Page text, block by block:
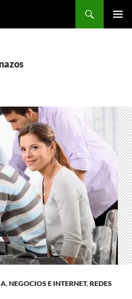
,NEGOCIOS E INTERNET,REDES